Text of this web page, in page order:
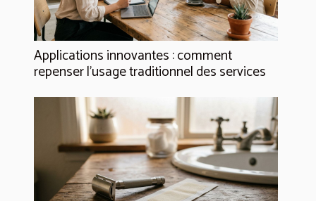
Applications innovantes : comment
repenser l’usage traditionnel des services